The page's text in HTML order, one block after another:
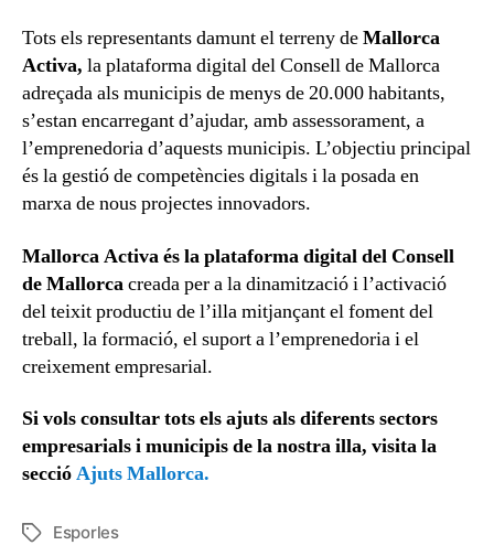
Tots els representants damunt el terreny deMallorca
Activa, la plataforma digital del Consell de Mallorca
adreçada als municipis de menys de 20.000 habitants,
s’estan encarregant d’ajudar, amb assessorament, a
l’emprenedoria d’aquests municipis. L’objectiu principal
és la gestió de competències digitals i la posada en
marxa de nous projectes innovadors.
Mallorca Activa és la plataforma digital del Consell
de Mallorcacreada per a la dinamització i l’activació
del teixit productiu de l’illa mitjançant el foment del
treball, la formació, el suport a l’emprenedoria i el
creixement empresarial.
Si vols consultar tots els ajuts als diferents sectors
empresarials i municipis de la nostra illa, visita la
seccióAjuts Mallorca.
Esporles